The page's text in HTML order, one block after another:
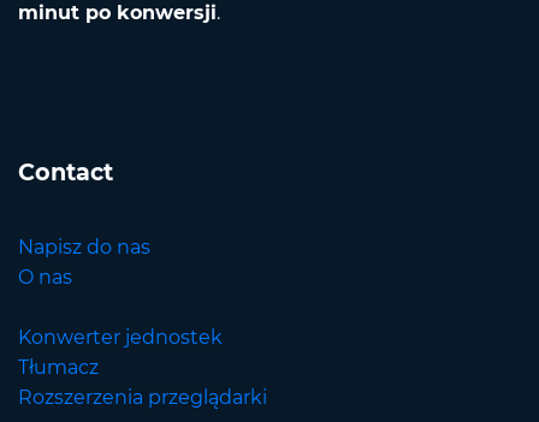
minut po konwersji.
Contact
Napisz do nas
O nas
Konwerter jednostek
Tłumacz
Rozszerzenia przeglądarki